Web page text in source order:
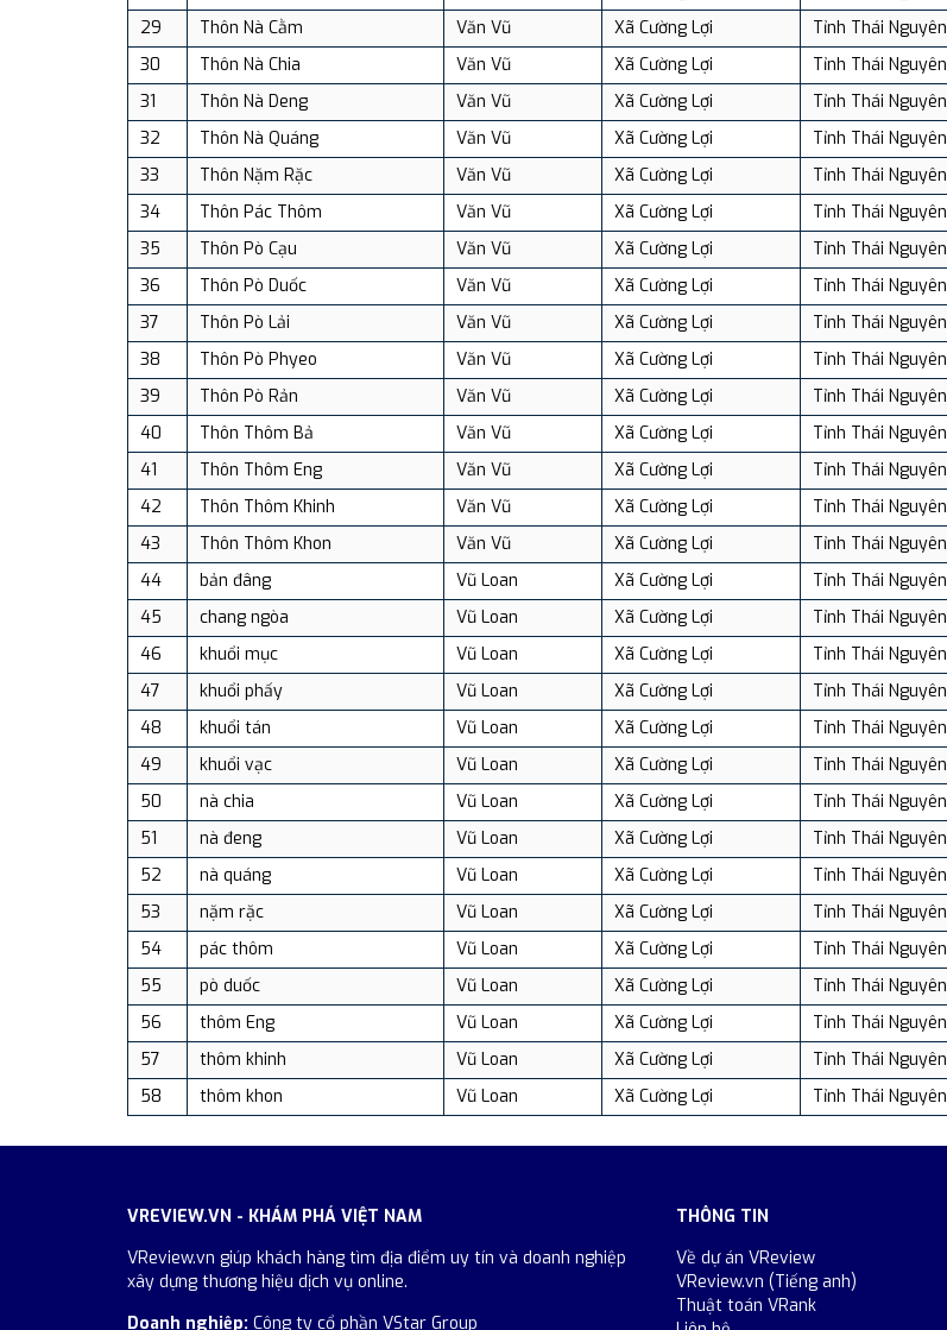
29
Thôn Nà Cằm Văn Vũ Xã Cường Lợi
Tỉnh Thái Nguyên
30
Thôn Nà Chia Văn Vũ Xã Cường Lợi
Tỉnh Thái Nguyên
31
Thôn Nà Deng Văn Vũ Xã Cường Lợi
Tỉnh Thái Nguyên
32
Thôn Nà Quáng Văn Vũ Xã Cường Lợi
Tỉnh Thái Nguyên
33
Thôn Nặm Rặc Văn Vũ Xã Cường Lợi
Tỉnh Thái Nguyên
34
Thôn Pác Thôm Văn Vũ Xã Cường Lợi
Tỉnh Thái Nguyên
35
Thôn Pò Cạu Văn Vũ Xã Cường Lợi
Tỉnh Thái Nguyên
36
Thôn Pò Duốc Văn Vũ Xã Cường Lợi
Tỉnh Thái Nguyên
37
Thôn Pò Lải Văn Vũ Xã Cường Lợi
Tỉnh Thái Nguyên
38
Thôn Pò Phyeo Văn Vũ Xã Cường Lợi
Tỉnh Thái Nguyên
39
Thôn Pò Rản Văn Vũ Xã Cường Lợi
Tỉnh Thái Nguyên
40
Thôn Thôm Bả Văn Vũ Xã Cường Lợi
Tỉnh Thái Nguyên
41
Thôn Thôm Eng Văn Vũ Xã Cường Lợi
Tỉnh Thái Nguyên
42
Thôn Thôm Khinh Văn Vũ Xã Cường Lợi
Tỉnh Thái Nguyên
43
Thôn Thôm Khon Văn Vũ Xã Cường Lợi
Tỉnh Thái Nguyên
44
bản đâng Vũ Loan Xã Cường Lợi
Tỉnh Thái Nguyên
45
chang ngòa Vũ Loan Xã Cường Lợi
Tỉnh Thái Nguyên
46
khuổi mục Vũ Loan Xã Cường Lợi
Tỉnh Thái Nguyên
47
khuổi phấy Vũ Loan Xã Cường Lợi
Tỉnh Thái Nguyên
48
khuổi tán Vũ Loan Xã Cường Lợi
Tỉnh Thái Nguyên
49
khuổi vạc Vũ Loan Xã Cường Lợi
Tỉnh Thái Nguyên
50
nà chia Vũ Loan Xã Cường Lợi
Tỉnh Thái Nguyên
51
nà đeng Vũ Loan Xã Cường Lợi
Tỉnh Thái Nguyên
52
nà quáng Vũ Loan Xã Cường Lợi
Tỉnh Thái Nguyên
53
nặm rặc Vũ Loan Xã Cường Lợi
Tỉnh Thái Nguyên
54
pác thôm Vũ Loan Xã Cường Lợi
Tỉnh Thái Nguyên
55
pò duốc Vũ Loan Xã Cường Lợi
Tỉnh Thái Nguyên
56
thôm Eng Vũ Loan Xã Cường Lợi
Tỉnh Thái Nguyên
57
thôm khinh Vũ Loan Xã Cường Lợi
Tỉnh Thái Nguyên
58
thôm khon Vũ Loan Xã Cường Lợi Tỉnh Thái Nguyên
VREVIEW.VN - KHÁM PHÁ VIỆT NAM
VReview.vn giúp khách hàng tìm địa điểm uy tín và doanh nghiệp
xây dựng thương hiệu dịch vụ online.
Doanh nghiệp: Công ty cổ phần VStar Group
THÔNG TIN
Về dự án VReview
VReview.vn (Tiếng anh)
Thuật toán VRank